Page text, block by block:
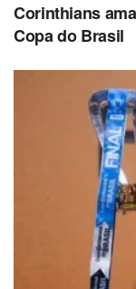
Corinthians
Copa do Brasil